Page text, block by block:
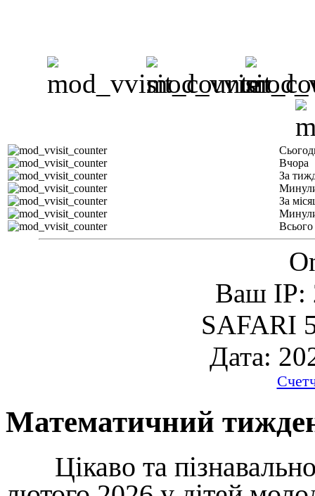
Вчора
За
За
Всього
Ваш IP:
SAFARI
Дата:
Математичний
Цікаво та